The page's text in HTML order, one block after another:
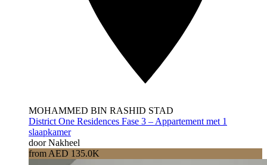
MOHAMMED BIN RASHID STAD
District One Residences Fase 3 – Appartement met 1
slaapkamer
door Nakheel
from AED 135.0K